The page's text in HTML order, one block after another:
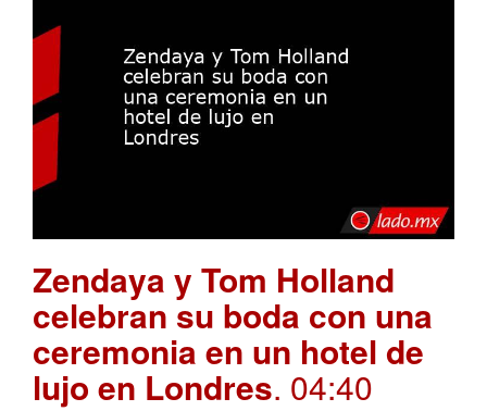
Zendaya y Tom Holland
celebran su boda con una
ceremonia en un hotel de
lujo en Londres. 04:40